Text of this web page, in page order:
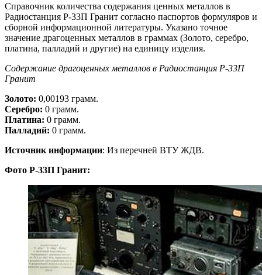
Справочник количества содержания ценных металлов в
Радиостанция Р-33П Гранит согласно паспортов формуляров и
сборной информационной литературы. Указано точное
значение драгоценных металлов в граммах (Золото, серебро,
платина, палладий и другие) на единицу изделия.
Содержание драгоценных металлов в Радиостанция Р-33П
Гранит
Золото: 0,00193 грамм.
Серебро: 0 грамм.
Платина: 0 грамм.
Палладий: 0 грамм.
Источник информации: Из перечней ВТУ ЖДВ.
Фото Р-33П Гранит: